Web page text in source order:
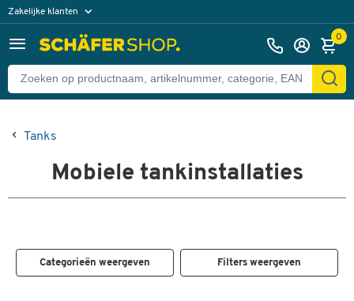
Zakelijke klanten
Particuliere klanten 0
Tanks
Mobiele tankinstallaties
Categorieën weergeven Filters weergeven